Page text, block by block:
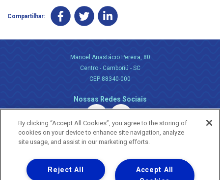
Compartilhar:
Manoel Anastácio Pereira, 80
Centro - Camboriú - SC
CEP 88340-000
Nossas Redes Sociais
Uma empresa
Copyright ® 2026 - Todos os Direitos Reservados.
By clicking “Accept All Cookies”, you agree to the storing of
cookies on your device to enhance site navigation, analyze
site usage, and assist in our marketing efforts.
Accept All
Reject All